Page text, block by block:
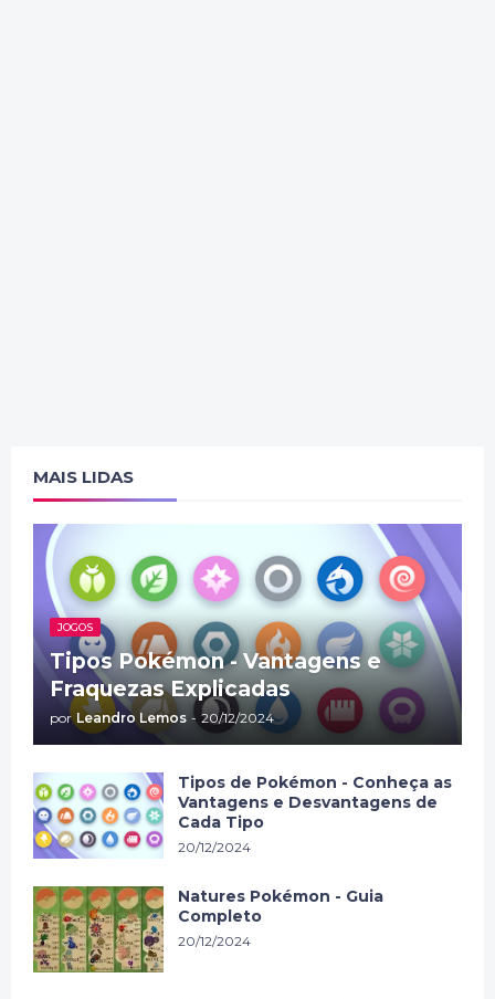
MAIS LIDAS
JOGOS
Tipos Pokémon - Vantagens e
Fraquezas Explicadas
por Leandro Lemos - 20/12/2024
Tipos de Pokémon - Conheça as
Vantagens e Desvantagens de
Cada Tipo
20/12/2024
Natures Pokémon - Guia
Completo
20/12/2024